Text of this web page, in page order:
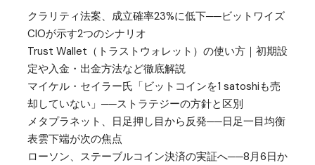
クラリティ法案、成立確率23%に低下──ビットワイズ
CIOが示す2つのシナリオ
Trust Wallet（トラストウォレット）の使い方｜初期設
定や入金・出金方法など徹底解説
マイケル・セイラー氏「ビットコインを1 satoshiも売
却していない」──ストラテジーの方針と区別
メタプラネット、日足押し目から反発──日足一目均衡
表雲下端が次の焦点
ローソン、ステーブルコイン決済の実証へ──8月6日か